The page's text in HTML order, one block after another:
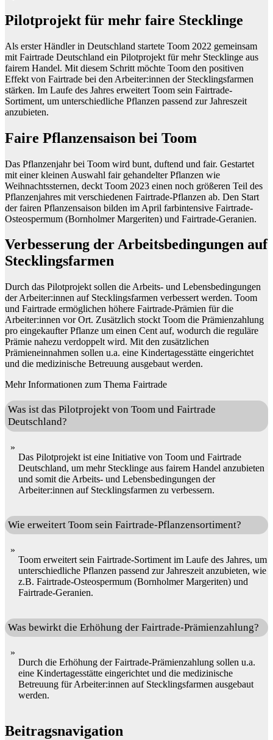
Pilotprojekt für mehr faire Stecklinge
Als erster Händler in Deutschland startete Toom 2022 gemeinsam
mit Fairtrade Deutschland ein Pilotprojekt für mehr Stecklinge aus
fairem Handel. Mit diesem Schritt möchte Toom den positiven
Effekt von Fairtrade bei den Arbeiter:innen der Stecklingsfarmen
stärken. Im Laufe des Jahres erweitert Toom sein Fairtrade-
Sortiment, um unterschiedliche Pflanzen passend zur Jahreszeit
anzubieten.
Faire Pflanzensaison bei Toom
Das Pflanzenjahr bei Toom wird bunt, duftend und fair. Gestartet
mit einer kleinen Auswahl fair gehandelter Pflanzen wie
Weihnachtssternen, deckt Toom 2023 einen noch größeren Teil des
Pflanzenjahres mit verschiedenen Fairtrade-Pflanzen ab. Den Start
der fairen Pflanzensaison bilden im April farbintensive Fairtrade-
Osteospermum (Bornholmer Margeriten) und Fairtrade-Geranien.
Verbesserung der Arbeitsbedingungen auf
Stecklingsfarmen
Durch das Pilotprojekt sollen die Arbeits- und Lebensbedingungen
der Arbeiter:innen auf Stecklingsfarmen verbessert werden. Toom
und Fairtrade ermöglichen höhere Fairtrade-Prämien für die
Arbeiter:innen vor Ort. Zusätzlich stockt Toom die Prämienzahlung
pro eingekaufter Pflanze um einen Cent auf, wodurch die reguläre
Prämie nahezu verdoppelt wird. Mit den zusätzlichen
Prämieneinnahmen sollen u.a. eine Kindertagesstätte eingerichtet
und die medizinische Betreuung ausgebaut werden.
Mehr Informationen zum Thema Fairtrade
Was ist das Pilotprojekt von Toom und Fairtrade
Deutschland?
Das Pilotprojekt ist eine Initiative von Toom und Fairtrade
Deutschland, um mehr Stecklinge aus fairem Handel anzubieten
und somit die Arbeits- und Lebensbedingungen der
Arbeiter:innen auf Stecklingsfarmen zu verbessern.
Wie erweitert Toom sein Fairtrade-Pflanzensortiment?
Toom erweitert sein Fairtrade-Sortiment im Laufe des Jahres, um
unterschiedliche Pflanzen passend zur Jahreszeit anzubieten, wie
z.B. Fairtrade-Osteospermum (Bornholmer Margeriten) und
Fairtrade-Geranien.
Was bewirkt die Erhöhung der Fairtrade-Prämienzahlung?
Durch die Erhöhung der Fairtrade-Prämienzahlung sollen u.a.
eine Kindertagesstätte eingerichtet und die medizinische
Betreuung für Arbeiter:innen auf Stecklingsfarmen ausgebaut
werden.
Beitragsnavigation